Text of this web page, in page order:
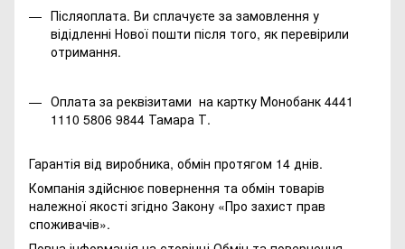
Післяоплата. Ви сплачуєте за замовлення у
відідленні Нової пошти після того, як перевірили
отримання.
Оплата за реквізитами на картку Монобанк 4441
1110 5806 9844 Тамара Т.
Гарантія від виробника, обмін протягом 14 днів.
Компанія здійснює повернення та обмін товарів
належної якості згідно Закону «Про захист прав
споживачів».